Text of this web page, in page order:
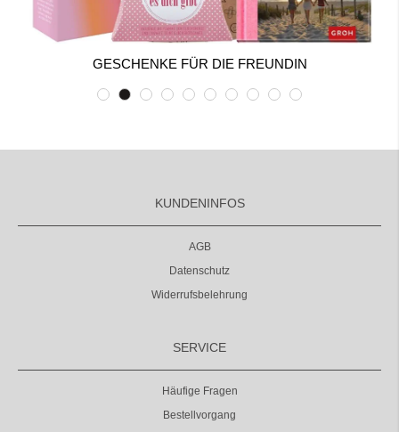
GESCHENKE FÜR DIE FREUNDIN
KUNDENINFOS
AGB
Datenschutz
Widerrufsbelehrung
SERVICE
Häufige Fragen
Bestellvorgang